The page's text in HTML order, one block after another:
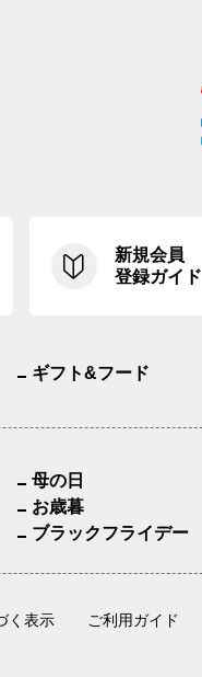
新規会員
登録ガイド
ギフト&フード
母の日
お歳暮
ブラックフライデー
く表示 ご利用ガイド